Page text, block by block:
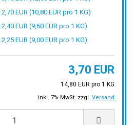
2,70 EUR (10,80 EUR pro 1 KG)
2,40 EUR (9,60 EUR pro 1 KG)
2,25 EUR (9,00 EUR pro 1 KG)
3,70 EUR
14,80 EUR pro 1 KG
inkl. 7% MwSt. zzgl. Versand